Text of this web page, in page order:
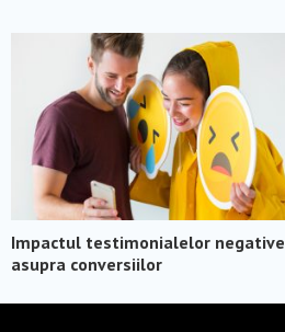
Impactul testimonialelor negative
asupra conversiilor